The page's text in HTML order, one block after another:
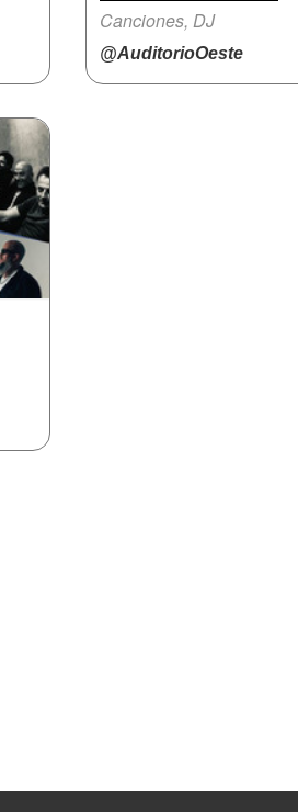
Canciones, DJ
@AuditorioOeste